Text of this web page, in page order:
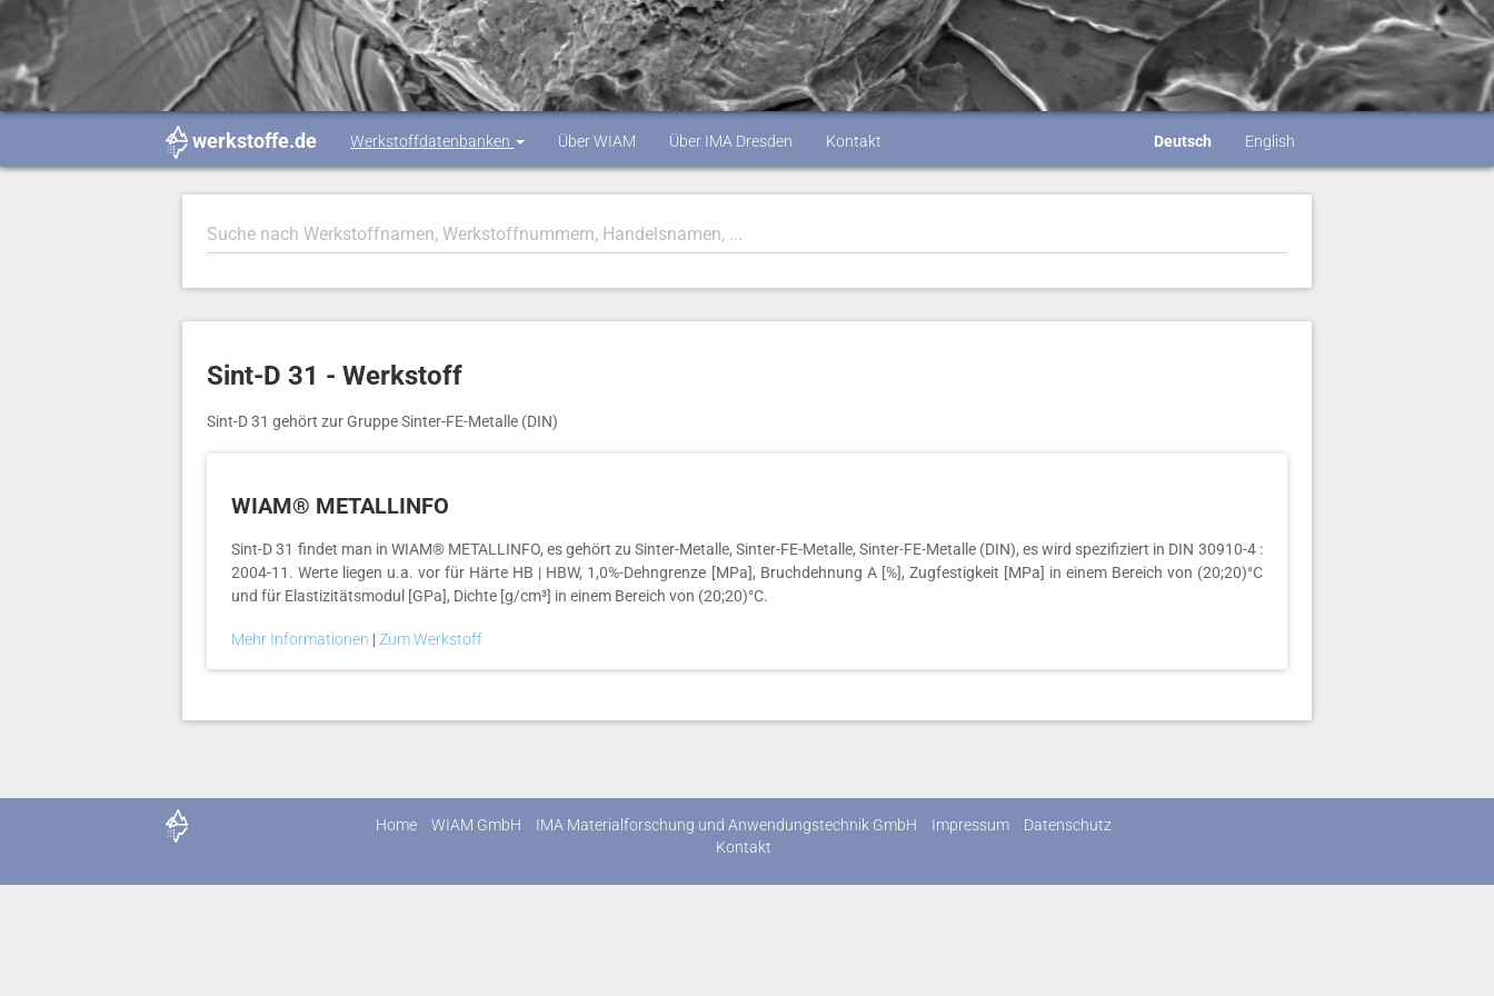
werkstoffe.de Werkstoffdatenbanken Über WIAM Über IMA Dresden Kontakt Deutsch English
Sint-D 31 - Werkstoff
Sint-D 31 gehört zur Gruppe Sinter-FE-Metalle (DIN)
WIAM® METALLINFO
Sint-D 31 findet man in WIAM® METALLINFO, es gehört zu Sinter-Metalle, Sinter-FE-Metalle, Sinter-FE-Metalle (DIN), es wird spezifiziert in DIN 30910-4 :
2004-11. Werte liegen u.a. vor für Härte HB | HBW, 1,0%-Dehngrenze [MPa], Bruchdehnung A [%], Zugfestigkeit [MPa] in einem Bereich von (20;20)°C
und für Elastizitätsmodul [GPa], Dichte [g/cm³] in einem Bereich von (20;20)°C.
Mehr Informationen | Zum Werkstoff
Home WIAM GmbH IMA Materialforschung und Anwendungstechnik GmbH Impressum
Datenschutz
Kontakt